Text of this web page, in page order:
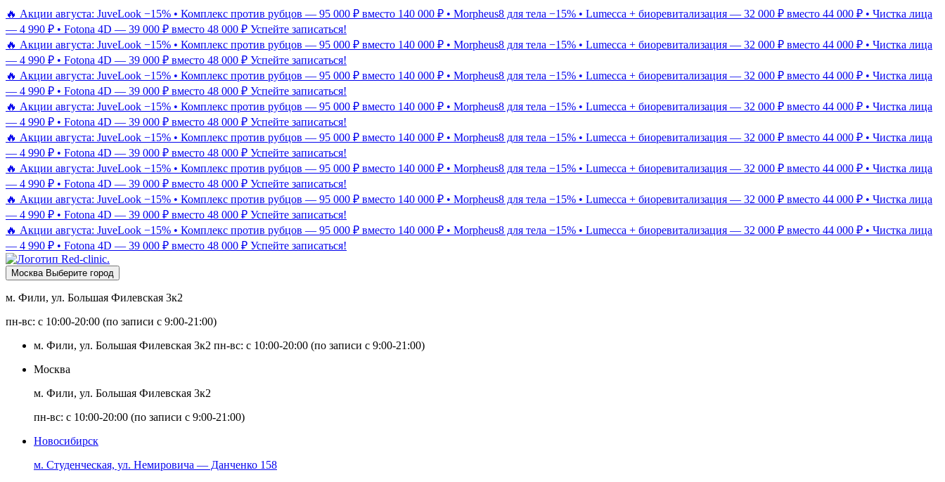
🔥 Акции августа: JuveLook −15% • Комплекс против рубцов — 95 000 ₽ вместо 140 000 ₽ • Morpheus8 для тела −15% • Lumecca + биоревитализация — 32 000 ₽ вместо 44 000 ₽ • Чистка лица
— 4 990 ₽ • Fotona 4D — 39 000 ₽ вместо 48 000 ₽ Успейте записаться!
🔥 Акции августа: JuveLook −15% • Комплекс против рубцов — 95 000 ₽ вместо 140 000 ₽ • Morpheus8 для тела −15% • Lumecca + биоревитализация — 32 000 ₽ вместо 44 000 ₽ • Чистка лица
— 4 990 ₽ • Fotona 4D — 39 000 ₽ вместо 48 000 ₽ Успейте записаться!
🔥 Акции августа: JuveLook −15% • Комплекс против рубцов — 95 000 ₽ вместо 140 000 ₽ • Morpheus8 для тела −15% • Lumecca + биоревитализация — 32 000 ₽ вместо 44 000 ₽ • Чистка лица
— 4 990 ₽ • Fotona 4D — 39 000 ₽ вместо 48 000 ₽ Успейте записаться!
🔥 Акции августа: JuveLook −15% • Комплекс против рубцов — 95 000 ₽ вместо 140 000 ₽ • Morpheus8 для тела −15% • Lumecca + биоревитализация — 32 000 ₽ вместо 44 000 ₽ • Чистка лица
— 4 990 ₽ • Fotona 4D — 39 000 ₽ вместо 48 000 ₽ Успейте записаться!
🔥 Акции августа: JuveLook −15% • Комплекс против рубцов — 95 000 ₽ вместо 140 000 ₽ • Morpheus8 для тела −15% • Lumecca + биоревитализация — 32 000 ₽ вместо 44 000 ₽ • Чистка лица
— 4 990 ₽ • Fotona 4D — 39 000 ₽ вместо 48 000 ₽ Успейте записаться!
🔥 Акции августа: JuveLook −15% • Комплекс против рубцов — 95 000 ₽ вместо 140 000 ₽ • Morpheus8 для тела −15% • Lumecca + биоревитализация — 32 000 ₽ вместо 44 000 ₽ • Чистка лица
— 4 990 ₽ • Fotona 4D — 39 000 ₽ вместо 48 000 ₽ Успейте записаться!
🔥 Акции августа: JuveLook −15% • Комплекс против рубцов — 95 000 ₽ вместо 140 000 ₽ • Morpheus8 для тела −15% • Lumecca + биоревитализация — 32 000 ₽ вместо 44 000 ₽ • Чистка лица
— 4 990 ₽ • Fotona 4D — 39 000 ₽ вместо 48 000 ₽ Успейте записаться!
🔥 Акции августа: JuveLook −15% • Комплекс против рубцов — 95 000 ₽ вместо 140 000 ₽ • Morpheus8 для тела −15% • Lumecca + биоревитализация — 32 000 ₽ вместо 44 000 ₽ • Чистка лица
— 4 990 ₽ • Fotona 4D — 39 000 ₽ вместо 48 000 ₽ Успейте записаться!
Москва Выберите город
м. Фили, ул. Большая Филевская 3к2
пн-вс: с 10:00-20:00 (по записи с 9:00-21:00)
м. Фили, ул. Большая Филевская 3к2 пн-вс: с 10:00-20:00 (по записи с 9:00-21:00)
Москва
м. Фили, ул. Большая Филевская 3к2
пн-вс: с 10:00-20:00 (по записи с 9:00-21:00)
Новосибирск
м. Студенческая, ул. Немировича — Данченко 158